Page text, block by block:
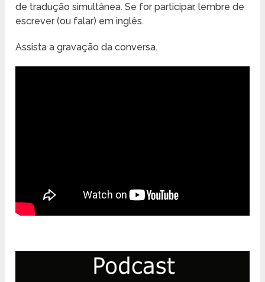
de tradução simultânea. Se for participar, lembre de
escrever (ou falar) em inglês.
Assista a gravação da conversa.